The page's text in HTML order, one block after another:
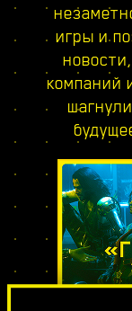
игры и
компаний